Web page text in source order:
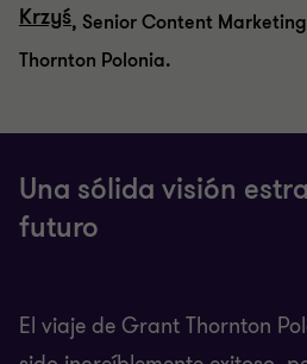
Krzyś, Senior Content
Thornton Polonia.
Una sólida visión
futuro
El viaje de Grant Thornton